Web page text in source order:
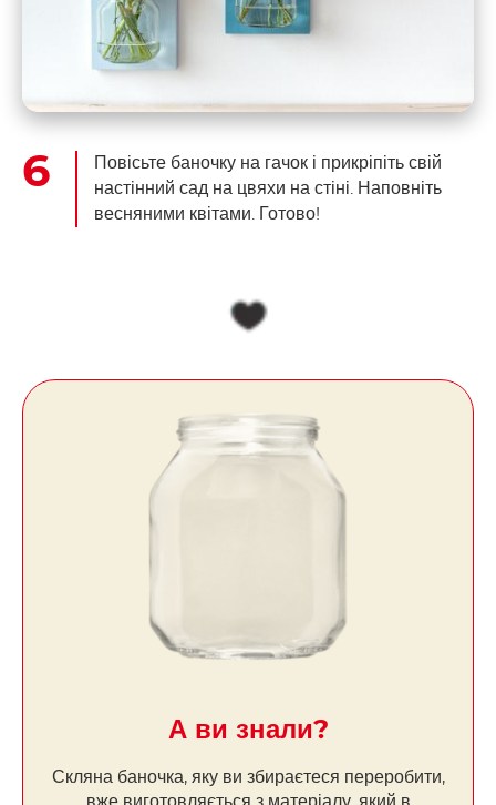
Повісьте баночку на гачок і прикріпіть свій
настінний сад на цвяхи на стіні. Наповніть
весняними квітами. Готово!
А ви знали?
Скляна баночка, яку ви збираєтеся переробити,